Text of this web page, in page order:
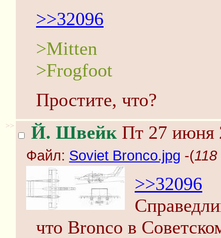
>>32096
>Мitten
>Frogfoot
Простите, что?
>> Й. Швейк Пт 27 июня
Файл: Soviet Bronco.jpg -(
>>32096
что Bronco в